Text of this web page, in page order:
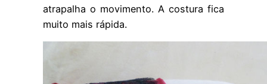
atrapalha o movimento. A costura fica
muito mais rápida.